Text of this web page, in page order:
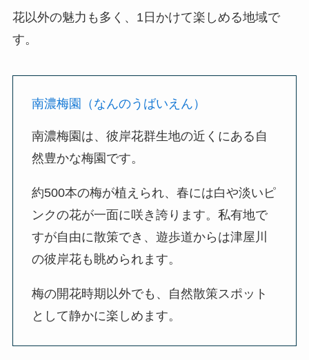
花以外の魅力も多く、1日かけて楽しめる地域で
す。
南濃梅園（なんのうばいえん）
南濃梅園は、彼岸花群生地の近くにある自
然豊かな梅園です。
約500本の梅が植えられ、春には白や淡いピ
ンクの花が一面に咲き誇ります。私有地で
すが自由に散策でき、遊歩道からは津屋川
の彼岸花も眺められます。
梅の開花時期以外でも、自然散策スポット
として静かに楽しめます。